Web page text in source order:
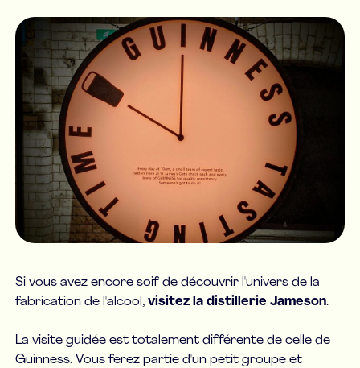
Si vous avez encore soif de découvrir l'univers de la
fabrication de l'alcool,visitez la distillerie Jameson.
La visite guidée est totalement différente de celle de
Guinness. Vous ferez partie d'un petit groupe et